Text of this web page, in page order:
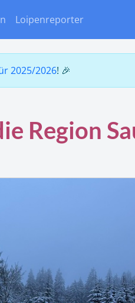
Loipenreporter
2025/2026! 🎉
Region